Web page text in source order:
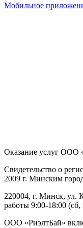
Мобильное
Оказание услуг ООО
Свидетельство о
2009 г. Минским
220004, г. Минск, ул.
работы 9:00-18:00
ООО «РиэлтБай»